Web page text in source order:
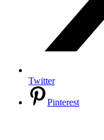
Twitter
Pinterest